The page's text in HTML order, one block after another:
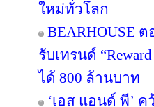
ใหม่ทั่วโลก
BEARHOUSE
รับเทรนด์
ได้ 800 ล้านบาท
‘เอส แอนด์ พี’ ค